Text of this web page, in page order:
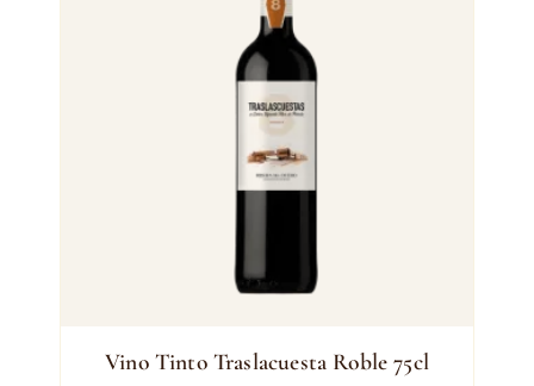
Vino Tinto Traslacuesta Roble 75cl